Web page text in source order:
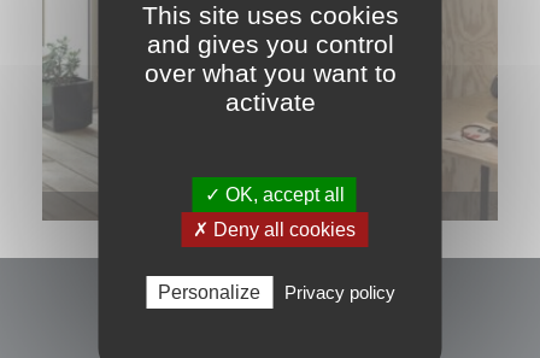
Supra – Hugo
This site uses cookies
and gives you control
over what you want to
activate
✓ OK, accept all
✗ Deny all cookies
Personalize Privacy policy